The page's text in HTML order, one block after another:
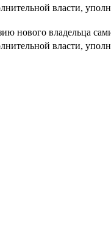
власти,
нового владельца
власти,